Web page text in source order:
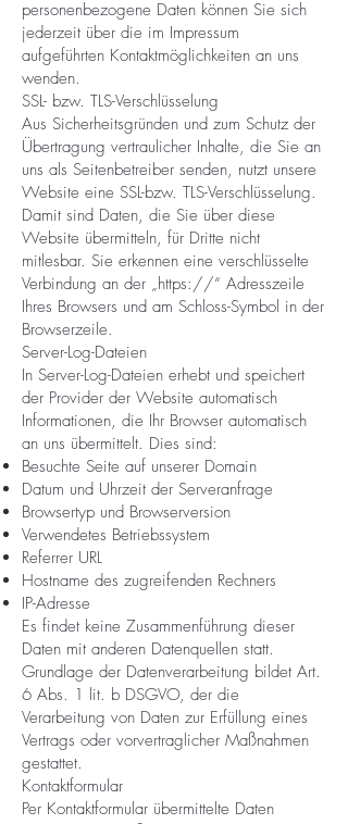
personenbezogene Daten können Sie sich
jederzeit über die im Impressum
aufgeführten Kontaktmöglichkeiten an uns
wenden.
SSL- bzw. TLS-Verschlüsselung
Aus Sicherheitsgründen und zum Schutz der
Übertragung vertraulicher Inhalte, die Sie an
uns als Seitenbetreiber senden, nutzt unsere
Website eine SSL-bzw. TLS-Verschlüsselung.
Damit sind Daten, die Sie über diese
Website übermitteln, für Dritte nicht
mitlesbar. Sie erkennen eine verschlüsselte
Verbindung an der „https://“ Adresszeile
Ihres Browsers und am Schloss-Symbol in der
Browserzeile.
Server-Log-Dateien
In Server-Log-Dateien erhebt und speichert
der Provider der Website automatisch
Informationen, die Ihr Browser automatisch
an uns übermittelt. Dies sind:
Besuchte Seite auf unserer Domain
Datum und Uhrzeit der Serveranfrage
Browsertyp und Browserversion
Verwendetes Betriebssystem
Referrer URL
Hostname des zugreifenden Rechners
IP-Adresse
Es findet keine Zusammenführung dieser
Daten mit anderen Datenquellen statt.
Grundlage der Datenverarbeitung bildet Art.
6 Abs. 1 lit. b DSGVO, der die
Verarbeitung von Daten zur Erfüllung eines
Vertrags oder vorvertraglicher Maßnahmen
gestattet.
Kontaktformular
Per Kontaktformular übermittelte Daten